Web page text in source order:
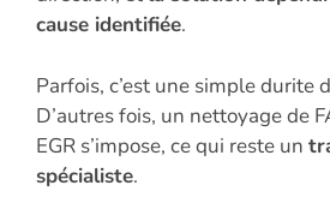
cause identifiée.
Parfois, c’est une simple durite
D’autres fois, un nettoyage de
EGR s’impose, ce qui reste un
spécialiste.